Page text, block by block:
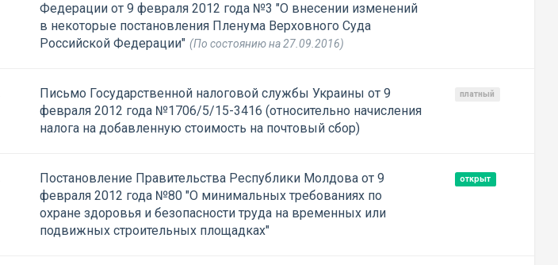
Федерации от 9 февраля 2012 года №3 "О внесении изменений
в некоторые постановления Пленума Верховного Суда
Российской Федерации" (По состоянию на 27.09.2016)
Письмо Государственной налоговой службы Украины от 9
февраля 2012 года №1706/5/15-3416 (относительно начисления
налога на добавленную стоимость на почтовый сбор)
платный
Постановление Правительства Республики Молдова от 9
февраля 2012 года №80 "О минимальных требованиях по
охране здоровья и безопасности труда на временных или
подвижных строительных площадках"
открыт